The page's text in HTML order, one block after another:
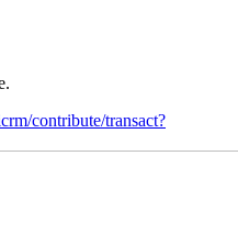
contribute/transact?